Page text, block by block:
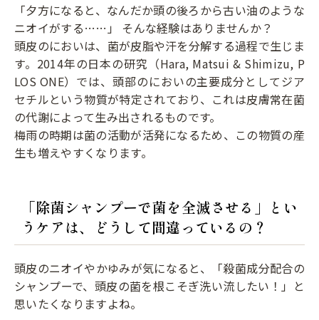
「夕方になると、なんだか頭の後ろから古い油のような
ニオイがする……」 そんな経験はありませんか？
頭皮のにおいは、菌が皮脂や汗を分解する過程で生じま
す。2014年の日本の研究（Hara, Matsui & Shimizu, P
LOS ONE）では、頭部のにおいの主要成分としてジア
セチルという物質が特定されており、これは皮膚常在菌
の代謝によって生み出されるものです。
梅雨の時期は菌の活動が活発になるため、この物質の産
生も増えやすくなります。
「除菌シャンプーで菌を全滅させる」とい
うケアは、どうして間違っているの？
頭皮のニオイやかゆみが気になると、「殺菌成分配合の
シャンプーで、頭皮の菌を根こそぎ洗い流したい！」と
思いたくなりますよね。